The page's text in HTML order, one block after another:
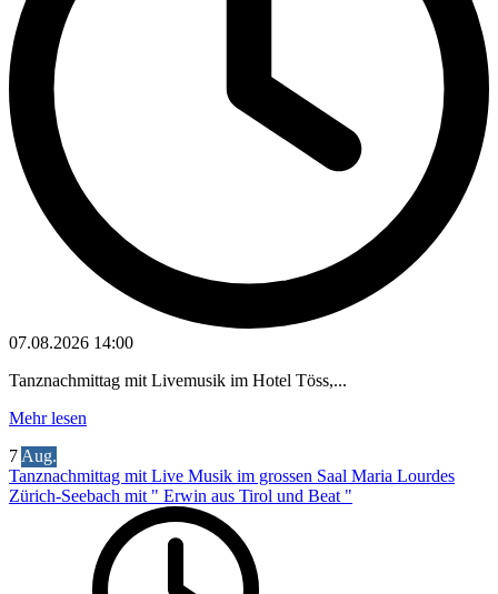
07.08.2026 14:00
Tanznachmittag mit Livemusik im Hotel Töss,...
Mehr lesen
7 Aug.
Tanznachmittag mit Live Musik im grossen Saal Maria Lourdes
Zürich-Seebach mit " Erwin aus Tirol und Beat "